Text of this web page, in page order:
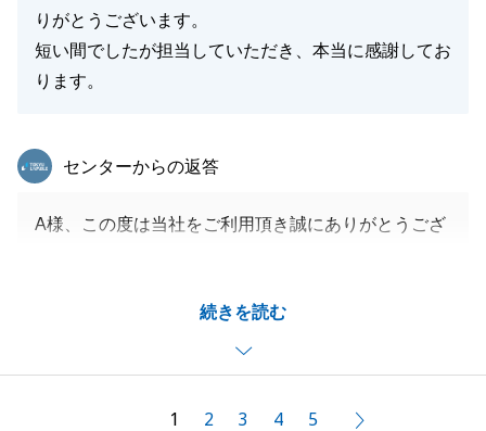
りがとうございます。
短い間でしたが担当していただき、本当に感謝してお
ります。
続きを読む
東急リバブル
センターからの返答
A様、この度は当社をご利用頂き誠にありがとうござ
協力のお陰でスムーズに運ぶことができ、大変うれし
今後、不動産に関することでお困りのことがございま
1 2 3 4 5